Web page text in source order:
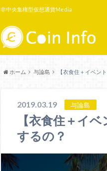
非中央集権型仮想通貨Media
ホーム 与論島 【衣食住＋イベン
2019.03.19 与論島
【衣食住＋イ
するの？